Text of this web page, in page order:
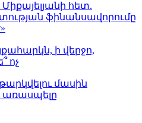
հետ.
ֆինանսավորումը
ի վերջո,
ոչ
մասին
առասպելը